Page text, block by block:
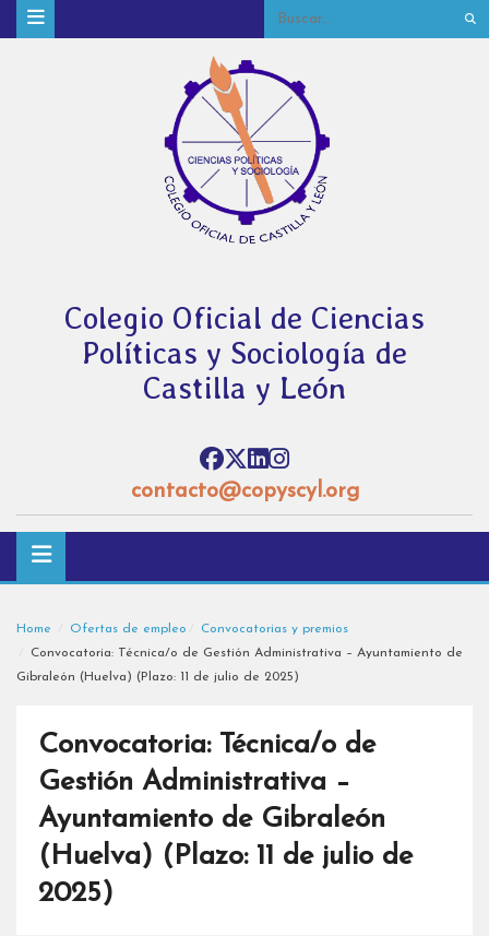
Colegio Oficial de Ciencias
Políticas y Sociología de
Castilla y León
contacto@copyscyl.org
Home Ofertas de empleo
Convocatorias y premios
Convocatoria: Técnica/o de Gestión Administrativa – Ayuntamiento de
Gibraleón (Huelva) (Plazo: 11 de julio de 2025)
Convocatoria: Técnica/o de
Gestión Administrativa –
Ayuntamiento de Gibraleón
(Huelva) (Plazo: 11 de julio de
2025)